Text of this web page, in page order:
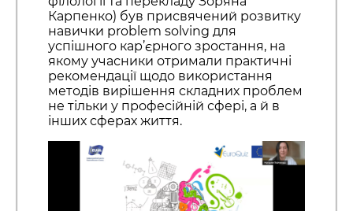
Карпенко) був присвячений розвитку
навички problem solving для
успішного кар’єрного зростання, на
якому учасники отримали практичні
рекомендації щодо використання
методів вирішення складних проблем
не тільки у професійній сфері, а й в
інших сферах життя.